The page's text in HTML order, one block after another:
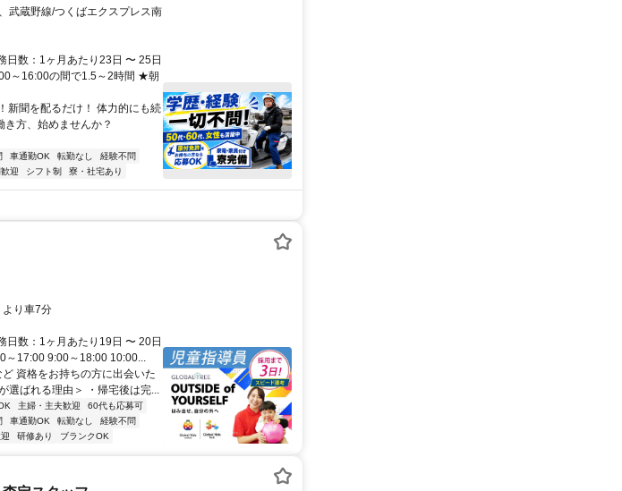
武蔵野線/つくばエクスプレス南
日数：1ヶ月あたり23日 〜 25日
～16:00の間で1.5～2時間 ★朝
聞を配るだけ！ 体力的にも続
方、始めませんか？
車通勤OK 転勤なし
経験不問
迎 シフト制 寮・社宅あり
より車7分
日数：1ヶ月あたり19日 〜 20日
～17:00 9:00～18:00 10:00...
資格をお持ちの方に出会いた
選ばれる理由＞ ・帰宅後は完...
主婦・主夫歓迎
60代も応募可
車通勤OK 転勤なし
経験不問
研修あり ブランクOK